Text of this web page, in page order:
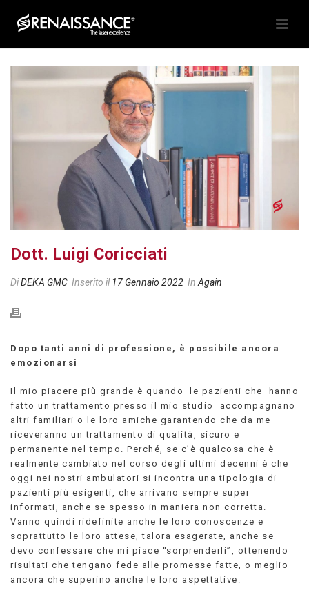
Dott. Luigi Coricciati
DiDEKA GMC Inserito il17 Gennaio 2022 In Again
Dopo tanti anni di professione, è possibile ancora
emozionarsi
Il mio piacere più grande è quando le pazienti che hanno
fatto un trattamento presso il mio studio accompagnano
altri familiari o le loro amiche garantendo che da me
riceveranno un trattamento di qualità, sicuro e
permanente nel tempo. Perché, se c’è qualcosa che è
realmente cambiato nel corso degli ultimi decenni è che
oggi nei nostri ambulatori si incontra una tipologia di
pazienti più esigenti, che arrivano sempre super
informati, anche se spesso in maniera non corretta.
Vanno quindi ridefinite anche le loro conoscenze e
soprattutto le loro attese, talora esagerate, anche se
devo confessare che mi piace “sorprenderli”, ottenendo
risultati che tengano fede alle promesse fatte, o meglio
ancora che superino anche le loro aspettative.